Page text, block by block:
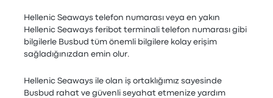
Hellenic Seaways telefon numarası veya en yakın
Hellenic Seaways feribot terminali telefon numarası gibi
bilgilerle Busbud tüm önemli bilgilere kolay erişim
sağladığınızdan emin olur.
Hellenic Seaways ile olan iş ortaklığımız sayesinde
Busbud rahat ve güvenli seyahat etmenize yardım